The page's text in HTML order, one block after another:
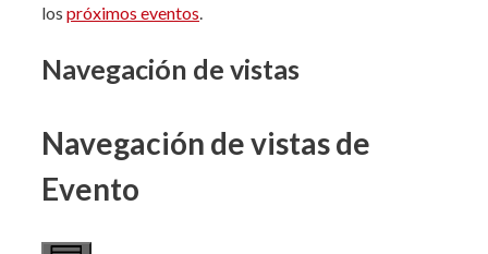
los próximos eventos.
Navegación de vistas
Navegación de vistas de
Evento